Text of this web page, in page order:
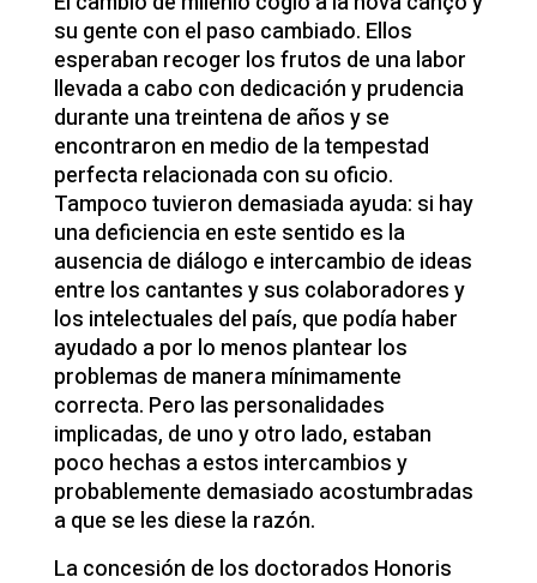
su gente con el paso cambiado. Ellos
esperaban recoger los frutos de una labor
llevada a cabo con dedicación y prudencia
durante una treintena de años y se
encontraron en medio de la tempestad
perfecta relacionada con su oficio.
Tampoco tuvieron demasiada ayuda: si hay
una deficiencia en este sentido es la
ausencia de diálogo e intercambio de ideas
entre los cantantes y sus colaboradores y
los intelectuales del país, que podía haber
ayudado a por lo menos plantear los
problemas de manera mínimamente
correcta. Pero las personalidades
implicadas, de uno y otro lado, estaban
poco hechas a estos intercambios y
probablemente demasiado acostumbradas
a que se les diese la razón.
La concesión de los doctorados Honoris